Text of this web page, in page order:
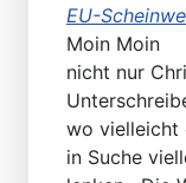
EU-
Moin Moin
nicht nur
wo vielleicht
in Suche